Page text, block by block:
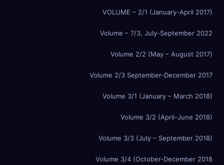
VOLUME – 2/1 (January-April 2017)
Volume – 7/3, July-September 2022
Volume 2/2 (May – August 2017)
Volume 2/3 September-December 2017
Volume 3/1 (January – March 2018)
Volume 3/2 (April-June 2018)
Volume 3/3 (July – September 2018)
Volume 3/4 (October-December 2018